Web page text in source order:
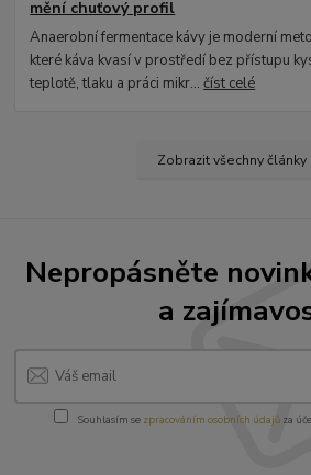
mění chuťový profil
Anaerobní fermentace kávy je moderní
které káva kvasí v prostředí bez přístupu
teplotě, tlaku a práci mikr...číst celé
Zobrazit všechny články
Nepropásněte
a
Souhlasím se zpracováním osobních údajůza